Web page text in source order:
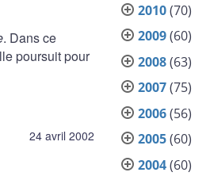
. Dans ce
poursuit pour
24 avril 2002
2010(70)
2009(60)
2008(63)
2007(75)
2006(56)
2005(60)
2004(60)